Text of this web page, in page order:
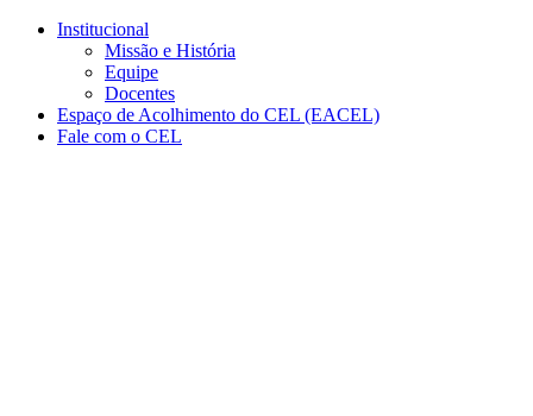
Conteúdo principal
Institucional
Missão e História
Equipe
Docentes
Espaço de Acolhimento do CEL (EACEL)
Fale com o CEL